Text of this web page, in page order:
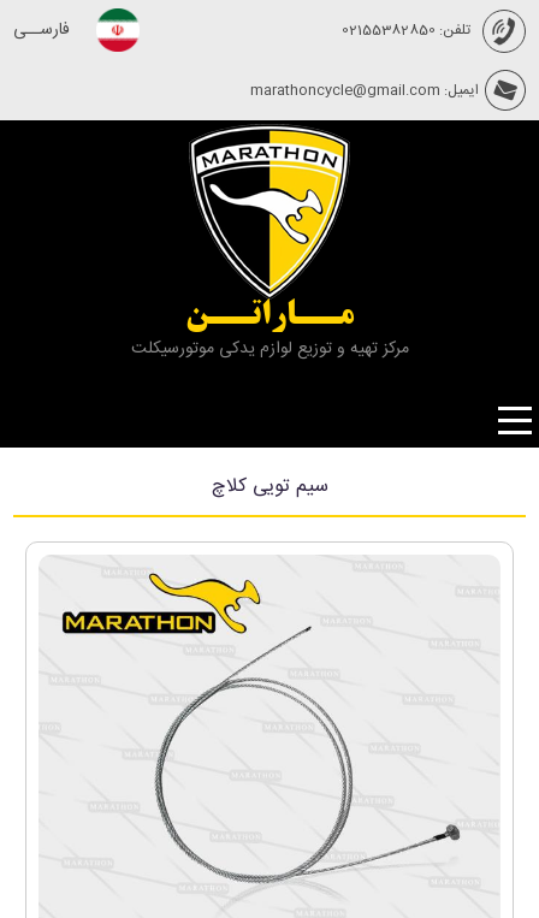
تلفن: 02155382850
ایمیل: marathoncycle@gmail.com
فارســی
مــاراتــن
مرکز تهیه و توزیع لوازم یدکی موتورسیکلت
سیم تویی کلاچ